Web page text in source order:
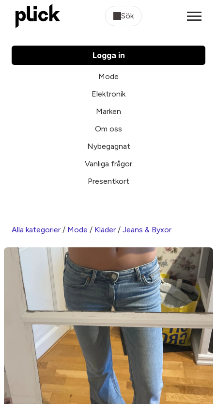
Sök
Logga in
Mode
Elektronik
Märken
Om oss
Nybegagnat
Vanliga frågor
Presentkort
Alla kategorier / Mode / Kläder / Jeans & Byxor